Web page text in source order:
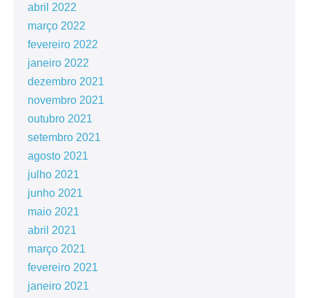
abril 2022
março 2022
fevereiro 2022
janeiro 2022
dezembro 2021
novembro 2021
outubro 2021
setembro 2021
agosto 2021
julho 2021
junho 2021
maio 2021
abril 2021
março 2021
fevereiro 2021
janeiro 2021